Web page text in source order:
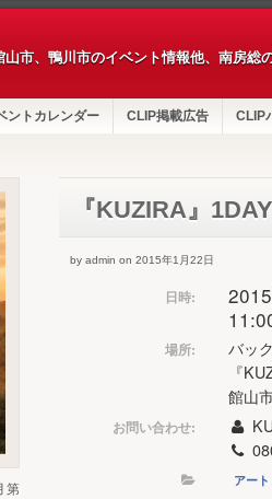
市、鴨川市のイベント情報他、南房総
ントカレンダー CLIP掲載広告 CLIP
『KUZIRA』
by admin on 2015年1月22日
日時:
場所:
バッ
『
館山
お問い合わせ:
アー
第